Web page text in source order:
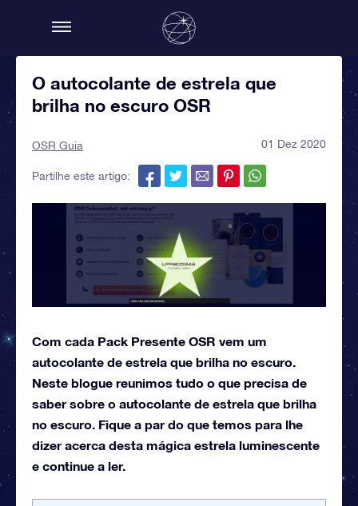
O autocolante de estrela que
brilha no escuro OSR
OSR Guia 01 Dez 2020
Partilhe este artigo:
Com cada Pack Presente OSR vem um
autocolante de estrela que brilha no escuro.
Neste blogue reunimos tudo o que precisa de
saber sobre o autocolante de estrela que brilha
no escuro. Fique a par do que temos para lhe
dizer acerca desta mágica estrela luminescente
e continue a ler.